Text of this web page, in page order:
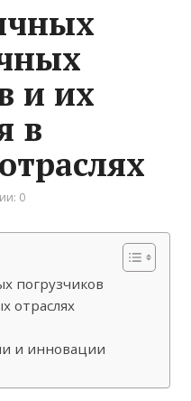
и их
в
0
погрузчиков
отраслях
и инновации